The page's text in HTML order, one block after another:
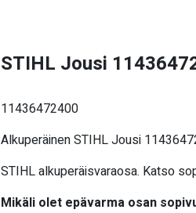
STIHL Jousi
11436472400
Alkuperäinen STIHL Jousi
STIHL alkuperäisvaraosa. Katso
Mikäli olet epävarma osan